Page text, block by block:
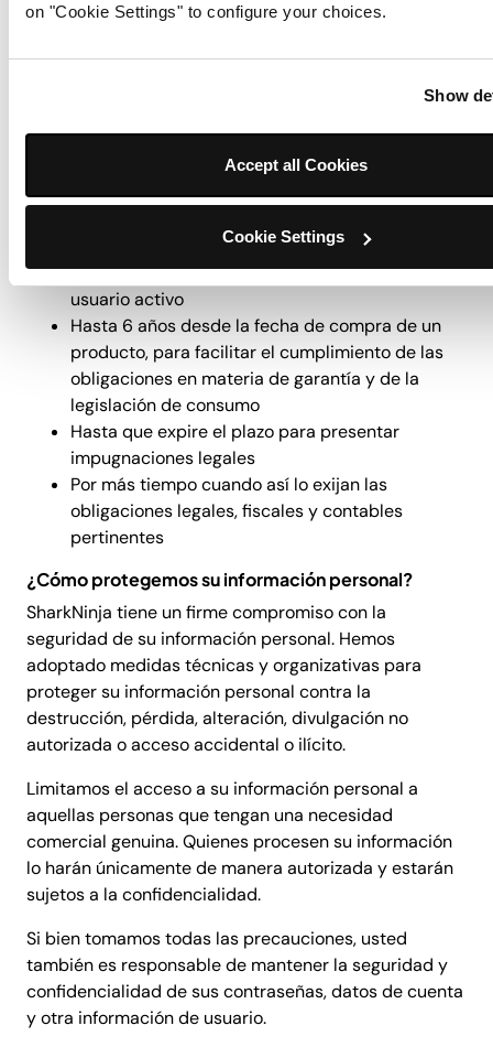
on "Cookie Settings" to configure your choices.
Show
Accept all Cookies
Cookie Settings
similar (como la venta de una división), podríamos
Solo conservaremos la información personal durante
el tiempo que sea necesario para los fines descritos
en este Aviso, y según lo exija la ley:
Mientras tenga una cuenta con nosotros y sea un
usuario activo
Hasta 6 años desde la fecha de compra de un
producto, para facilitar el cumplimiento de las
obligaciones en materia de garantía y de la
legislación de consumo
Hasta que expire el plazo para presentar
impugnaciones legales
Por más tiempo cuando así lo exijan las
obligaciones legales, fiscales y contables
pertinentes
¿Cómo protegemos su información personal?
SharkNinja tiene un firme compromiso con la
seguridad de su información personal. Hemos
adoptado medidas técnicas y organizativas para
proteger su información personal contra la
destrucción, pérdida, alteración, divulgación no
autorizada o acceso accidental o ilícito.
Limitamos el acceso a su información personal a
aquellas personas que tengan una necesidad
comercial genuina. Quienes procesen su información
lo harán únicamente de manera autorizada y estarán
sujetos a la confidencialidad.
Si bien tomamos todas las precauciones, usted
también es responsable de mantener la seguridad y
confidencialidad de sus contraseñas, datos de cuenta
y otra información de usuario.